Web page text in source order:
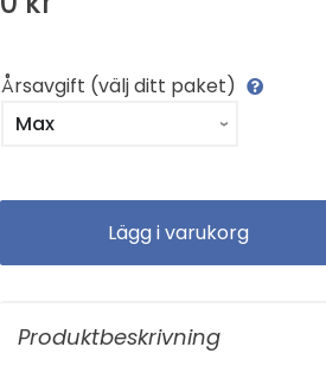
Årsavgift (välj ditt paket)
Produktbeskrivning